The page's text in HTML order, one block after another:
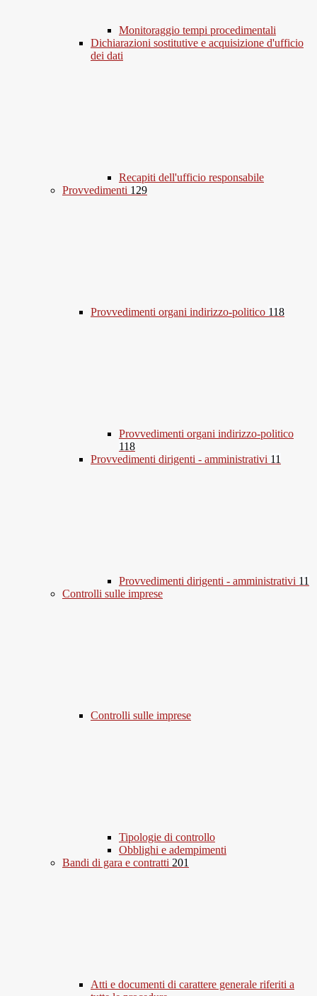
Monitoraggio tempi procedimentali
Dichiarazioni sostitutive e acquisizione d'ufficio
dei dati
Recapiti dell'ufficio responsabile
Provvedimenti 129
Provvedimenti organi indirizzo-politico 118
Provvedimenti organi indirizzo-politico
118
Provvedimenti dirigenti - amministrativi 11
Provvedimenti dirigenti - amministrativi 11
Controlli sulle imprese
Controlli sulle imprese
Tipologie di controllo
Obblighi e adempimenti
Bandi di gara e contratti 201
Atti e documenti di carattere generale riferiti a